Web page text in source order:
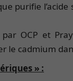
purifie
OCP et
cadmium
» :